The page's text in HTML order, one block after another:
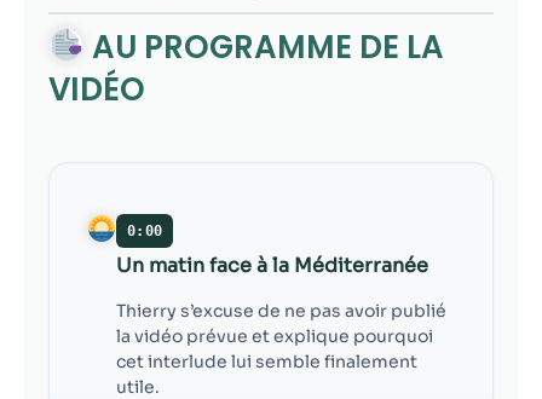
AU PROGRAMME DE LA
VIDÉO
0:00
Un matin face à la Méditerranée
Thierry s’excuse de ne pas avoir publié
la vidéo prévue et explique pourquoi
cet interlude lui semble finalement
utile.
Marketing
augmentez les
voir du
contenu et des
offres